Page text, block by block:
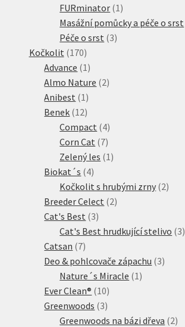
produkt
FURminator 1 1
produkt
Masážní pomůcky a péče o srst
Péče o srst 33
Kočkolit 170170
produktů
Advance 1 1
produkt
Almo Nature 22
Anibest 1 1
produkt
Benek 1212
produktů
Compact 44
produkty
Corn Cat 77
produktů
Zelený les 1 1
Biokat´s 44
produkty
Kočkolit s hrubými zrny 22
Breeder Celect 22
Cat's Best 33
produkty
Cat's Best hrudkující stelivo 33
Catsan 77
produktů
Deo & pohlcovače zápachu 33
Nature´s Miracle 1 1
Ever Clean® 1010
produktů
Greenwoods 33
produkty
Greenwoods na bázi dřeva 22